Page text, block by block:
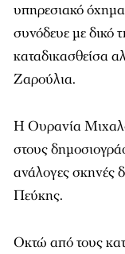
υπηρεσιακό
συνόδευε με δικό
καταδικασθείσα
Ζαρούλια.
Η Ουρανία
στους
ανάλογες σκηνές
Πεύκης.
Οκτώ από τους